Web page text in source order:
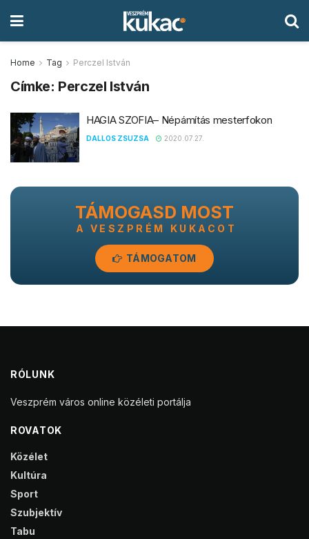
Home Tag Perczel István
Címke: Perczel István
HAGIA SZOFIA– Népámítás mesterfokon
DALLOS ZSUZSA 2020.07.27.
TÁMOGASD MOST
A VESZPRÉM KUKACOT
TÁMOGATOM
RÓLUNK
Veszprém város online közéleti portálja
ROVATOK
Közélet
Kultúra
Sport
Szubjektív
Tabu